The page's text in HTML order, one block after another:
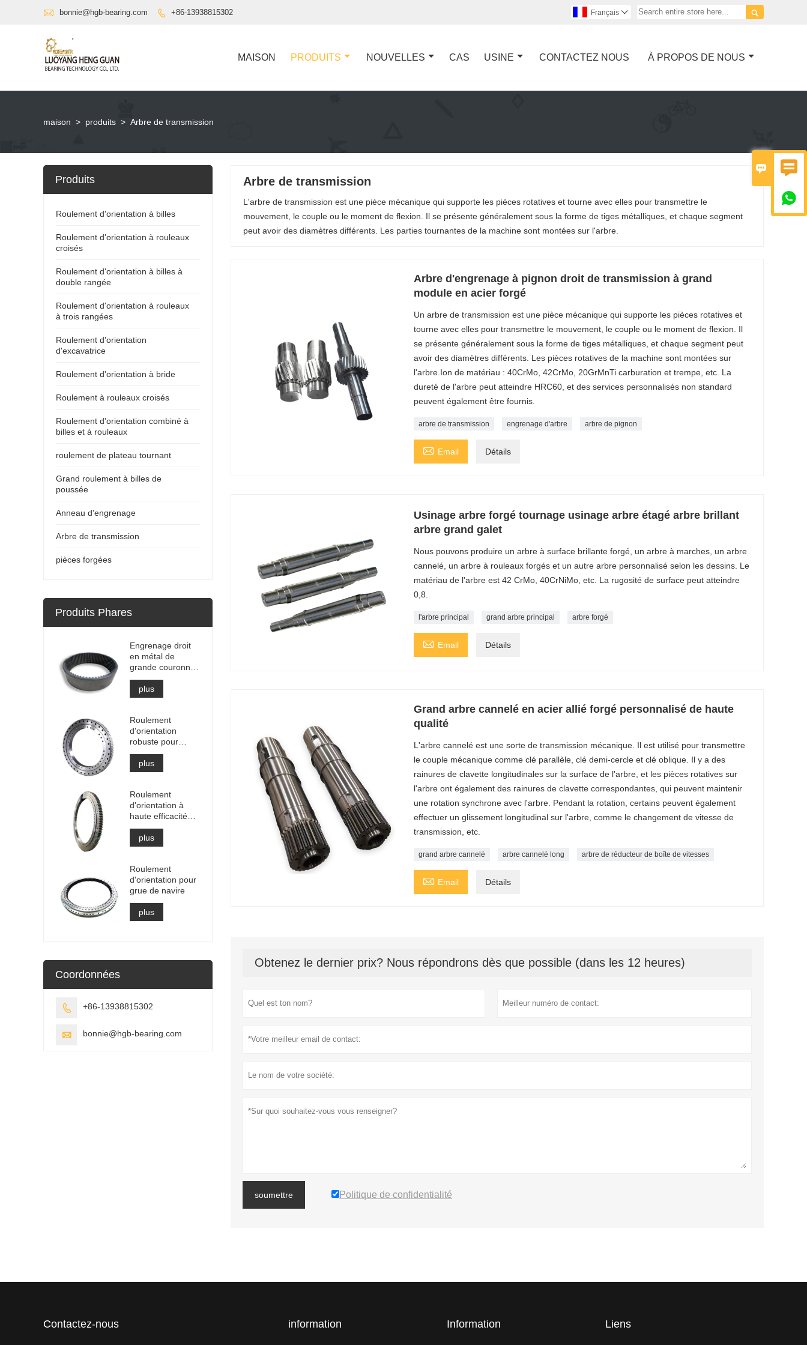
 

 bonnie@hgb-bearing.com  +86-13938815302 
Français 
MAISON PRODUITS NOUVELLES CAS USINE CONTACTEZ NOUS À PROPOS DE NOUS
maison > produits > Arbre de transmission
Arbre de transmission
L'arbre de transmission est une pièce mécanique qui supporte les pièces rotatives et tourne avec elles pour transmettre le
mouvement, le couple ou le moment de flexion. Il se présente généralement sous la forme de tiges métalliques, et chaque segment
peut avoir des diamètres différents. Les parties tournantes de la machine sont montées sur l'arbre.
Arbre d'engrenage à pignon droit de transmission à grand
module en acier forgé
Un arbre de transmission est une pièce mécanique qui supporte les pièces rotatives et
tourne avec elles pour transmettre le mouvement, le couple ou le moment de flexion. Il
se présente généralement sous la forme de tiges métalliques, et chaque segment peut
avoir des diamètres différents. Les pièces rotatives de la machine sont montées sur
l'arbre.Ion de matériau : 40CrMo, 42CrMo, 20GrMnTi carburation et trempe, etc. La
dureté de l'arbre peut atteindre HRC60, et des services personnalisés non standard
peuvent également être fournis.
arbre de transmission engrenage d'arbre arbre de pignon
 Email Détails
Usinage arbre forgé tournage usinage arbre étagé arbre brillant
arbre grand galet
Nous pouvons produire un arbre à surface brillante forgé, un arbre à marches, un arbre
cannelé, un arbre à rouleaux forgés et un autre arbre personnalisé selon les dessins. Le
matériau de l'arbre est 42 CrMo, 40CrNiMo, etc. La rugosité de surface peut atteindre
0,8.
l'arbre principal grand arbre principal arbre forgé
 Email Détails
Grand arbre cannelé en acier allié forgé personnalisé de haute
qualité
L'arbre cannelé est une sorte de transmission mécanique. Il est utilisé pour transmettre
le couple mécanique comme clé parallèle, clé demi-cercle et clé oblique. Il y a des
rainures de clavette longitudinales sur la surface de l'arbre, et les pièces rotatives sur
l'arbre ont également des rainures de clavette correspondantes, qui peuvent maintenir
une rotation synchrone avec l'arbre. Pendant la rotation, certains peuvent également
effectuer un glissement longitudinal sur l'arbre, comme le changement de vitesse de
transmission, etc.
grand arbre cannelé arbre cannelé long arbre de réducteur de boîte de vitesses
 Email Détails
Obtenez le dernier prix? Nous répondrons dès que possible (dans les 12 heures)
soumettre Politique de confidentialité
Produits
Roulement d'orientation à billes
Roulement d'orientation à rouleaux
croisés
Roulement d'orientation à billes à
double rangée
Roulement d'orientation à rouleaux
à trois rangées
Roulement d'orientation
d'excavatrice
Roulement d'orientation à bride
Roulement à rouleaux croisés
Roulement d'orientation combiné à
billes et à rouleaux
roulement de plateau tournant
Grand roulement à billes de
poussée
Anneau d'engrenage
Arbre de transmission
pièces forgées
Produits Phares
Engrenage droit
en métal de
grande couronne
dentée interne de
haute précision
avec traitement
plus
Roulement
d'orientation
robuste pour
équipement de
grue portuaire
plus
Roulement
d'orientation à
haute efficacité
pour le
récupérateur
d'empileur
plus
Roulement
d'orientation pour
grue de navire
plus
Coordonnées
 +86-13938815302
 bonnie@hgb-bearing.com
Contactez-nous information Information Liens